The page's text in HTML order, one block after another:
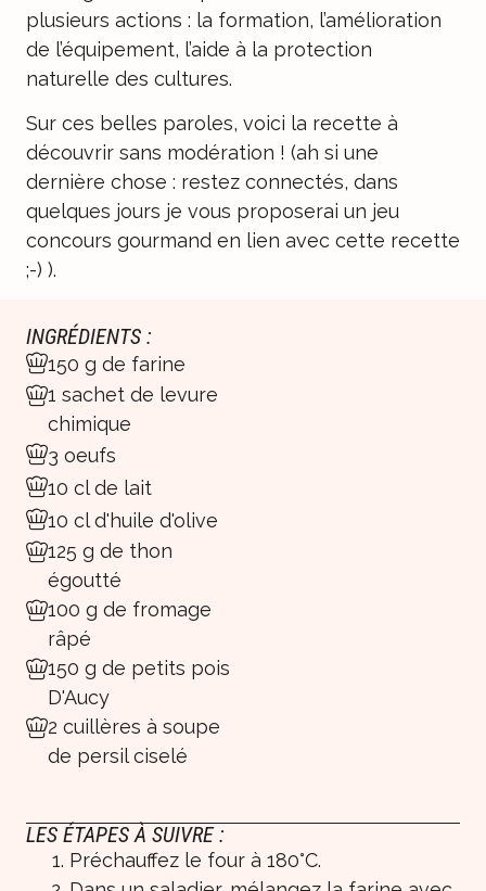
plusieurs actions : la formation, l’amélioration
de l’équipement, l’aide à la protection
naturelle des cultures.
Sur ces belles paroles, voici la recette à
découvrir sans modération ! (ah si une
dernière chose : restez connectés, dans
quelques jours je vous proposerai un jeu
concours gourmand en lien avec cette recette
;-) ).
INGRÉDIENTS :
150 g de farine
1 sachet de levure
chimique
3 oeufs
10 cl de lait
10 cl d'huile d'olive
125 g de thon
égoutté
100 g de fromage
râpé
150 g de petits pois
D'Aucy
2 cuillères à soupe
de persil ciselé
LES ÉTAPES À SUIVRE :
Préchauffez le four à 180°C.